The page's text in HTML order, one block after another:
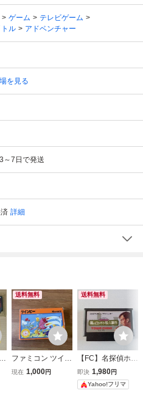
ゲーム
テレビゲーム
トル アドベンチャー
を見る
～7日で発送
詳細
送料無料
ファミコン ツイン
ビー Konami 箱説
現在 1,000円
送料無料
【FC】名探偵ホー
ムズ 霧のロンドン
殺人事件 ファミコ
ン 動作確認済み
即決 1,980円
Yahoo!フリマ